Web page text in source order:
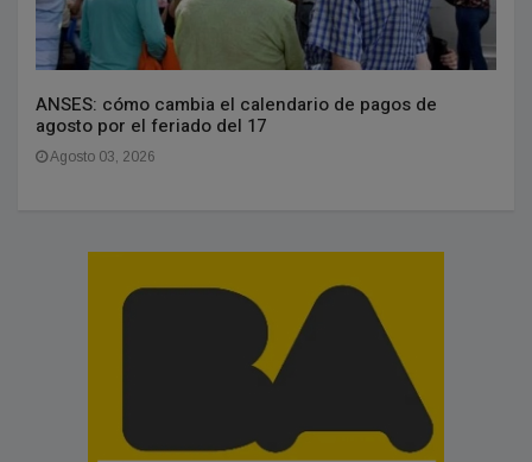
ANSES: cómo cambia el calendario de pagos de
agosto por el feriado del 17
Agosto 03, 2026